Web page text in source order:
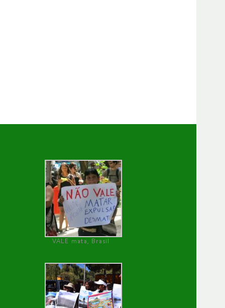
VALE mata, Brasil